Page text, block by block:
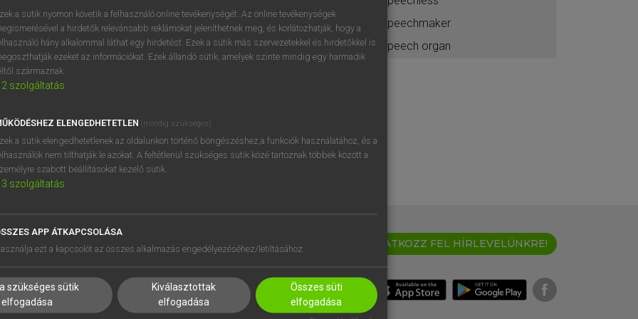
speechmaker
speech organ
SÚGÓ
RÓLUNK
SÜTI BEÁLLÍTÁSOK
IRATKOZZ FEL HÍRLEVELÜNKRE!
a sütik nyomon követik a felhasználó online tevékenységét. Az online tevékenységek
a hirdetők relevánsabb reklámokat jeleníthetnek meg, és korlátozhatják, hogy a
hány alkalommal láthat egy hirdetést. Ezek a sütik más szervezetekkel és hirdetőkkel is
ezeket az információkat. Ezek állandó sütik, amelyek szinte mindig egy harmadik
származnak.
2 szolgáltatás
ELENGEDHETETLEN (mindig szükséges)
a sütik elengedhetetlenek az oldalunkon történő böngészéshez,a funkciók használatához, és a
nem tilthatják le azokat. A feltétlenül szükséges sütik közé tartoznak többek között a
szabott beállításokat kezelő sütik.
3 szolgáltatás
APP ÁTKAPCSOLÁSA
ezt a kapcsolót az összes alkalmazás engedélyezéséhez/letiltásához.
szükséges sütik
elfogadása
Kiválasztottak
elfogadása
Összes süti
elfogadása